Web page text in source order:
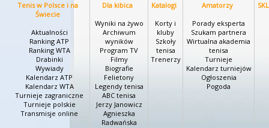
Tenis w Polsce i na
Świecie
Aktualności
Ranking ATP
Ranking WTA
Drabinki
Wywiady
Kalendarz ATP
Kalendarz WTA
Turnieje zagraniczne
Turnieje polskie
Transmisje online
Dla kibica
Wyniki na żywo
Archiwum
wyników
Program TV
Filmy
Biografie
Felietony
Legendy tenisa
ABC tenisa
Jerzy Janowicz
Agnieszka
Radwańska
Katalogi
Korty i
kluby
Szkoły
tenisa
Trenerzy
Amatorzy
Porady eksperta
Szukam partnera
Wirtualna akademia
tenisa
Turnieje
Kalendarz turniejów
Ogłoszenia
Pogoda